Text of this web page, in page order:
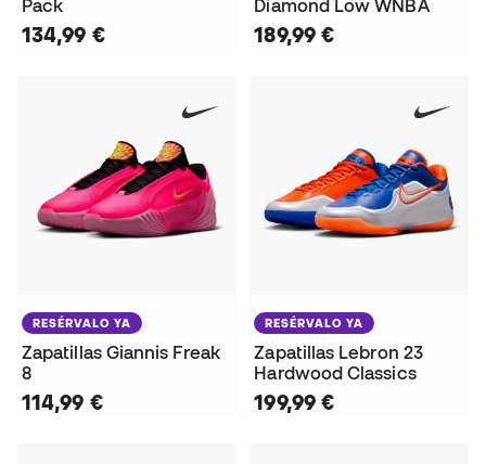
Pack
134,99 €
Diamond Low WNBA
189,99 €
RESÉRVALO YA
Zapatillas Giannis Freak
8
114,99 €
RESÉRVALO YA
Zapatillas Lebron 23
Hardwood Classics
199,99 €